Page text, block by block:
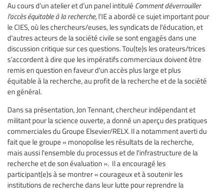
Au cours d’un atelier et d’un panel intitulé Comment déverrouiller
l'accès équitable à la recherche, l’IE a abordé ce sujet important pour
le CIES, où les chercheurs/euses, les syndicats de l'éducation, et
d'autres acteurs de la société civile se sont engagés dans une
discussion critique sur ces questions. Tou(te)s les orateurs/trices
s’accordent à dire que les impératifs commerciaux doivent être
remis en question en faveur d'un accès plus large et plus
équitable à la recherche, au profit de la recherche et de la société
en général.
Dans sa présentation, Jon Tennant, chercheur indépendant et
militant pour la science ouverte, a donné un aperçu des pratiques
commerciales du Groupe Elsevier/RELX. Il a notamment averti du
fait que le groupe « monopolise les résultats de la recherche,
mais aussi l'ensemble du processus et de l'infrastructure de la
recherche et de son évaluation ». Il a encouragé les
participant(e)s à se montrer « courageux et à soutenir les
institutions de recherche dans leur lutte pour reprendre la